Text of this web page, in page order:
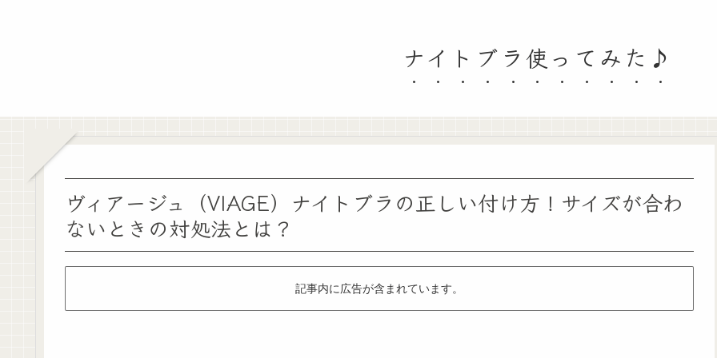
ナイトブラ使ってみた♪
ヴィアージュ（VIAGE）ナイトブラの正しい付け方！サイズが合わ
ないときの対処法とは？
記事内に広告が含まれています。